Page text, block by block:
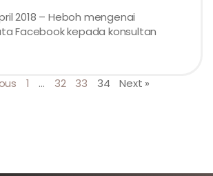
2018 – Heboh mengenai
Facebook kepada konsultan
1 … 32 33 34 Next »